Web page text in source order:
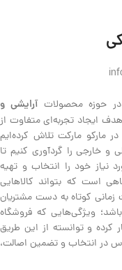
در حوزه محصولاتآرایشی و
ایجاد تجربه‌ای متفاوت از
مارکو مارکت تلاش کرده‌ایم
و خارجی را گردآوری کنیم تا
نیاز خود را انتخاب و تهیه
است که بتواند کالاهایی
کوتاه به دست مشتریان
ویژگی‌هایی که فروشگاه
کرده و توانسته از این طریق
در انتخاب و تضمین اصالت،